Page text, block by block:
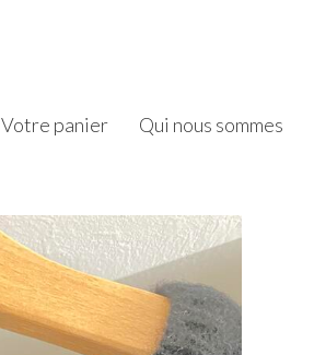
Votre panier Qui nous sommes